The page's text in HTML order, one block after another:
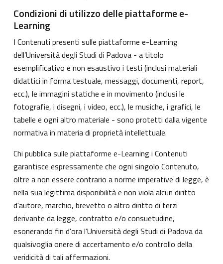
Condizioni di utilizzo delle piattaforme e-
Learning
I Contenuti presenti sulle piattaforme e-Learning
dell’Università degli Studi di Padova - a titolo
esemplificativo e non esaustivo i testi (inclusi materiali
didattici in forma testuale, messaggi, documenti, report,
ecc.), le immagini statiche e in movimento (inclusi le
fotografie, i disegni, i video, ecc.), le musiche, i grafici, le
tabelle e ogni altro materiale - sono protetti dalla vigente
normativa in materia di proprietà intellettuale.
Chi pubblica sulle piattaforme e-Learning i Contenuti
garantisce espressamente che ogni singolo Contenuto,
oltre a non essere contrario a norme imperative di legge, è
nella sua legittima disponibilità e non viola alcun diritto
d'autore, marchio, brevetto o altro diritto di terzi
derivante da legge, contratto e/o consuetudine,
esonerando fin d'ora l’Università degli Studi di Padova da
qualsivoglia onere di accertamento e/o controllo della
veridicità di tali affermazioni.